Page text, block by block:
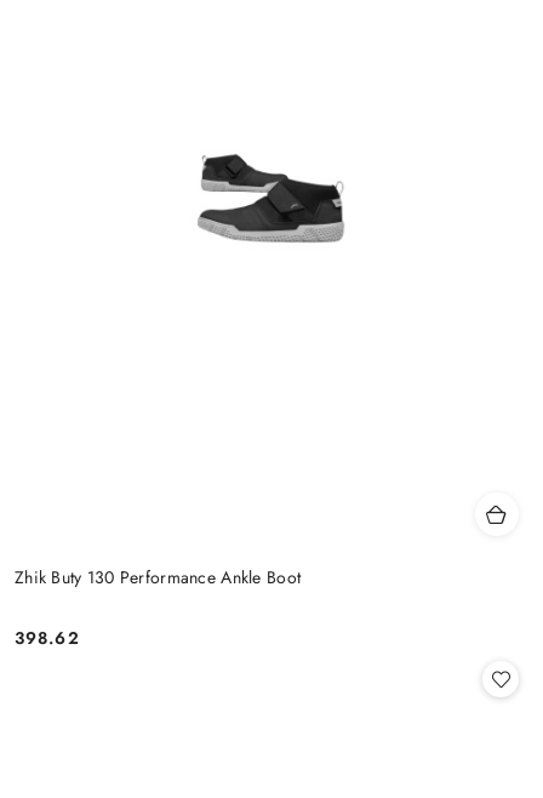
Zhik Buty 130 Performance Ankle Boot
Cena:
398.62